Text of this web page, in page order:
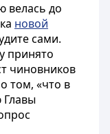
велась до
новой
сами.
принято
чиновников
том, «что в